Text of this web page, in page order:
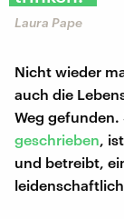
Laura Pape
Nicht wieder
auch die
Weg gefunden.
geschrieben ,
und betreibt,